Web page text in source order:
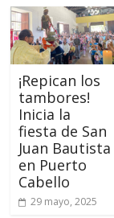
¡Repican los
tambores!
Inicia la
fiesta de San
Juan Bautista
en Puerto
Cabello
29 mayo, 2025